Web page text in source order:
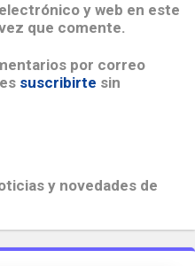
y web en este
que comente.
por correo
suscribirte sin
y novedades de